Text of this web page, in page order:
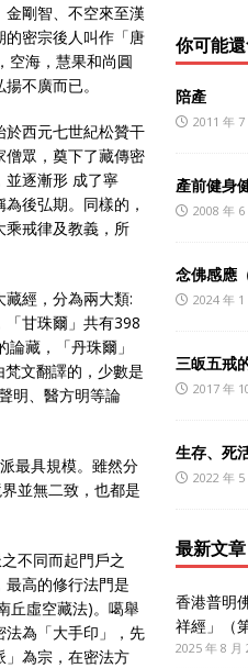
剛智、不空來至漢
的密宗後人叫作「唐
空海，慧果和尚圓
不廣而已。
於西元七世紀松贊干
僧眾，奠下了藏傳密
並逐漸形 成了寧
後弘期。同樣的，
乘戒律及教義，所
經，分為兩大類:
甘珠爾」共有398
藏，「丹珠爾」
文翻譯的，少數是
明、醫方明等論
最具規模。雖然分
並無二致，也都是
不同而起門戶之
最高的修行法門是
丘虛空藏法)。噶舉
法為「大手印」，先
」為宗，在密法方
你可能
陪產
2011 年 7
產前健身
2008 年 6
念佛感應
2024 年 1
三皈五戒
2017 年
生存、死
2022 年 5
最新文章
香港普明
祥經」（
2025 年 8 月